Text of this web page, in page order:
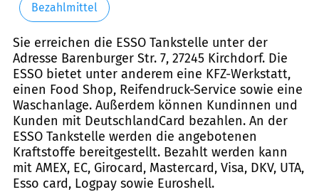
Bezahlmittel
Sie erreichen die ESSO Tankstelle unter der
Adresse Barenburger Str. 7, 27245 Kirchdorf. Die
ESSO bietet unter anderem eine KFZ-Werkstatt,
einen Food Shop, Reifendruck-Service sowie eine
Waschanlage. Außerdem können Kundinnen und
Kunden mit DeutschlandCard bezahlen. An der
ESSO Tankstelle werden die angebotenen
Kraftstoffe bereitgestellt. Bezahlt werden kann
mit AMEX, EC, Girocard, Mastercard, Visa, DKV, UTA,
Esso card, Logpay sowie Euroshell.